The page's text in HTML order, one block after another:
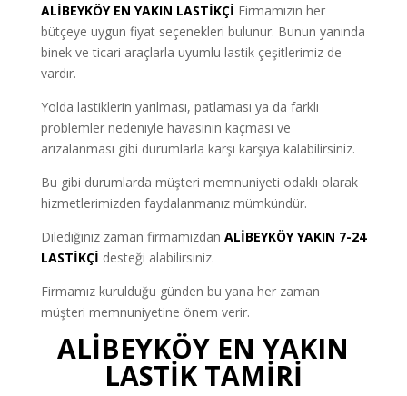
ALİBEYKÖY EN YAKIN LASTİKÇİ Firmamızın her
bütçeye uygun fiyat seçenekleri bulunur. Bunun yanında
binek ve ticari araçlarla uyumlu lastik çeşitlerimiz de
vardır.
Yolda lastiklerin yarılması, patlaması ya da farklı
problemler nedeniyle havasının kaçması ve
arızalanması gibi durumlarla karşı karşıya kalabilirsiniz.
Bu gibi durumlarda müşteri memnuniyeti odaklı olarak
hizmetlerimizden faydalanmanız mümkündür.
Dilediğiniz zaman firmamızdan ALİBEYKÖY YAKIN 7-24
LASTİKÇİ desteği alabilirsiniz.
Firmamız kurulduğu günden bu yana her zaman
müşteri memnuniyetine önem verir.
ALİBEYKÖY EN YAKIN
LASTİK TAMİRİ